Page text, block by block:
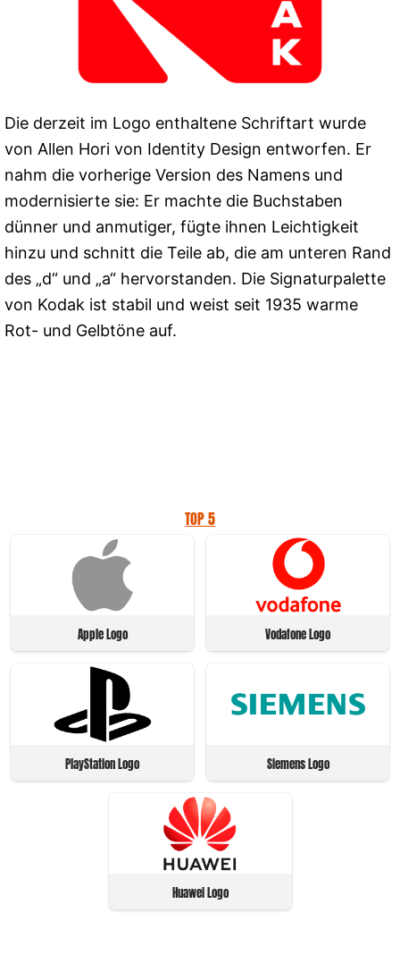
Die derzeit im Logo enthaltene Schriftart wurde
von Allen Hori von Identity Design entworfen. Er
nahm die vorherige Version des Namens und
modernisierte sie: Er machte die Buchstaben
dünner und anmutiger, fügte ihnen Leichtigkeit
hinzu und schnitt die Teile ab, die am unteren Rand
des „d“ und „a“ hervorstanden. Die Signaturpalette
von Kodak ist stabil und weist seit 1935 warme
Rot- und Gelbtöne auf.
TOP 5
Apple Logo Vodafone Logo
PlayStation Logo Siemens Logo
Huawei Logo